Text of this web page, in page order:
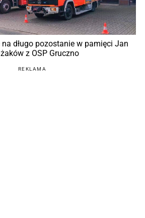
na długo pozostanie w pamięci Jan
z OSP Gruczno
REKLAMA